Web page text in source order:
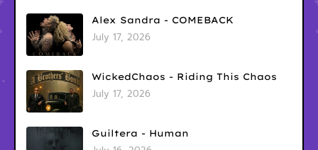
Alex Sandra - COMEBACK
July 17, 2026
WickedChaos - Riding This Chaos
July 17, 2026
Guiltera - Human